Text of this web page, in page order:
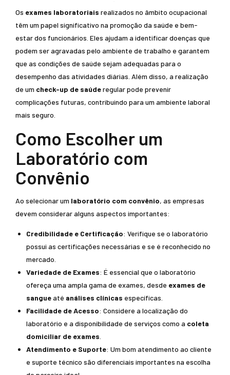
Os exames laboratoriais realizados no âmbito ocupacional
têm um papel significativo na promoção da saúde e bem-
estar dos funcionários. Eles ajudam a identificar doenças que
podem ser agravadas pelo ambiente de trabalho e garantem
que as condições de saúde sejam adequadas para o
desempenho das atividades diárias. Além disso, a realização
de um check-up de saúderegular pode prevenir
complicações futuras, contribuindo para um ambiente laboral
mais seguro.
Como Escolher um
Laboratório com
Convênio
Ao selecionar um laboratório com convênio, as empresas
devem considerar alguns aspectos importantes:
Credibilidade e Certificação: Verifique se o laboratório
possui as certificações necessárias e se é reconhecido no
mercado.
Variedade de Exames: É essencial que o laboratório
ofereça uma ampla gama de exames, desde exames de
sangueaté análises clínicas específicas.
Facilidade de Acesso: Considere a localização do
laboratório e a disponibilidade de serviços como a coleta
domiciliar de exames
Atendimento e Suporte: Um bom atendimento ao cliente
e suporte técnico são diferenciais importantes na escolha